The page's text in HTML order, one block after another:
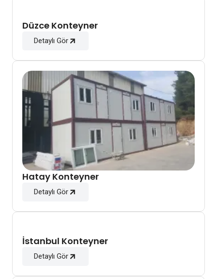
Düzce Konteyner
Detaylı Gör
Hatay Konteyner
Detaylı Gör
İstanbul Konteyner
Detaylı Gör